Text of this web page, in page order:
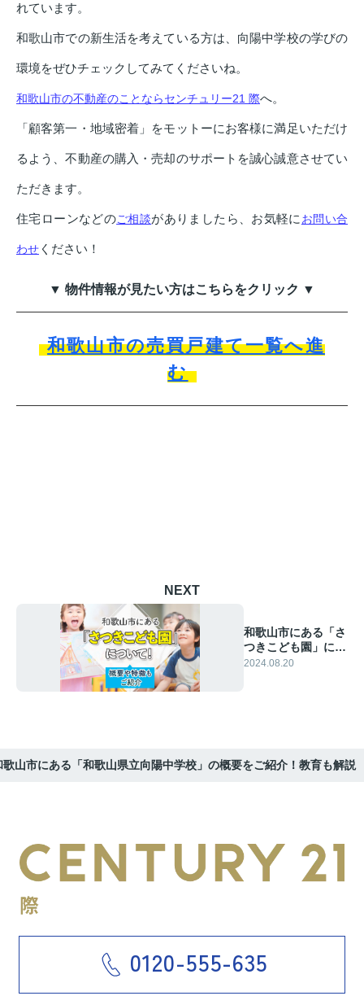
れています。
和歌山市での新生活を考えている方は、向陽中学校の学びの
環境をぜひチェックしてみてくださいね。
和歌山市の不動産のことならセンチュリー21 際へ。
「顧客第一・地域密着」をモットーにお客様に満足いただけ
るよう、不動産の購入・売却のサポートを誠心誠意させてい
ただきます。
住宅ローンなどのご相談がありましたら、お気軽にお問い合
わせ ください！
▼ 物件情報が見たい方はこちらをクリック ▼
和歌山市の売買戸建て一覧へ進
む
NEXT
和歌山市にある「さ
つきこども園」につ
いて！概要や特徴も
2024.08.20
歌山市にある「和歌山県立向陽中学校」の概要をご紹介！教育も解説
0120-555-635